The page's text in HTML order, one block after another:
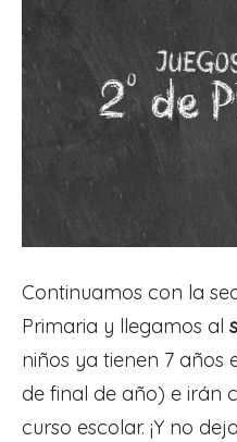
Continuamos con la
Primaria y llegamos al
niños ya tienen 7 años
de final de año) e irán
curso escolar. ¡Y no